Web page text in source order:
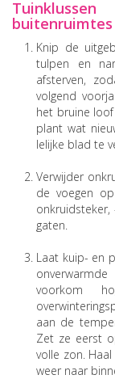
buitenruimtes
Knip de
tulpen en
afsterven,
volgend
het bruine
plant wat
lelijke blad te
Verwijder
de voegen
gaten.
Laat kuip- en
voorkom
aan de
Zet ze eerst
volle zon.
weer naar